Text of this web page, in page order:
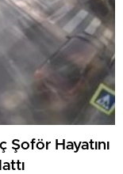
Şoför Hayatını